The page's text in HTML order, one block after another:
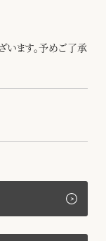
います。予めご了承